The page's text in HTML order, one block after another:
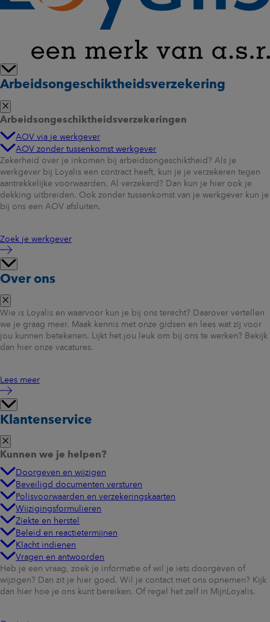
Arbeidsongeschiktheidsverzekering
Arbeidsongeschiktheidsverzekeringen
AOV via je werkgever
AOV zonder tussenkomst werkgever
Zekerheid over je inkomen bij arbeidsongeschiktheid? Als je
werkgever bij Loyalis een contract heeft, kun je je verzekeren tegen
aantrekkelijke voorwaarden. Al verzekerd? Dan kun je hier ook je
dekking uitbreiden. Ook zonder tussenkomst van je werkgever kun je
bij ons een AOV afsluiten.
Zoek je werkgever
Over ons
Wie is Loyalis en waarvoor kun je bij ons terecht? Daarover vertellen
we je graag meer. Maak kennis met onze gidsen en lees wat zij voor
jou kunnen betekenen. Lijkt het jou leuk om bij ons te werken? Bekijk
dan hier onze vacatures.
Lees meer
Klantenservice
Kunnen we je helpen?
Doorgeven en wijzigen
Beveiligd documenten versturen
Polisvoorwaarden en verzekeringskaarten
Wijzigingsformulieren
Ziekte en herstel
Beleid en reactietermijnen
Klacht indienen
Vragen en antwoorden
Heb je een vraag, zoek je informatie of wil je iets doorgeven of
wijzigen? Dan zit je hier goed. Wil je contact met ons opnemen? Kijk
dan hier hoe je ons kunt bereiken. Of regel het zelf in MijnLoyalis.